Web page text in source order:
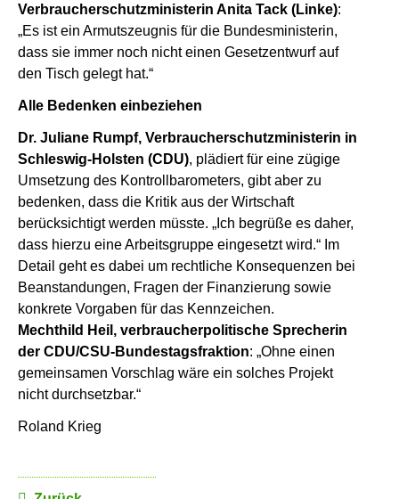
Verbraucherschutzministerin Anita Tack (Linke):
„Es ist ein Armutszeugnis für die Bundesministerin,
dass sie immer noch nicht einen Gesetzentwurf auf
den Tisch gelegt hat.“
Alle Bedenken einbeziehen
Dr. Juliane Rumpf, Verbraucherschutzministerin in
Schleswig-Holsten (CDU), plädiert für eine zügige
Umsetzung des Kontrollbarometers, gibt aber zu
bedenken, dass die Kritik aus der Wirtschaft
berücksichtigt werden müsste. „Ich begrüße es daher,
dass hierzu eine Arbeitsgruppe eingesetzt wird.“ Im
Detail geht es dabei um rechtliche Konsequenzen bei
Beanstandungen, Fragen der Finanzierung sowie
konkrete Vorgaben für das Kennzeichen.
Mechthild Heil, verbraucherpolitische Sprecherin
der CDU/CSU-Bundestagsfraktion: „Ohne einen
gemeinsamen Vorschlag wäre ein solches Projekt
nicht durchsetzbar.“
Roland Krieg